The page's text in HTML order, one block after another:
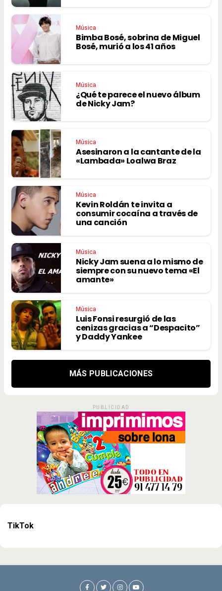
Música
Bimba Bosé, sobrina de Miguel
Bosé, murió a los 41 años
Música
¿Qué te parece el nuevo álbum
de Nicky Jam?
Música
Asesinaron a la cantante de la
«Lambada» Loalwa Braz
Música
Kevin Roldán te invita a
consumir cocaína a través de
una canción
Música
Nicky Jam suena a lo mismo de
siempre con su nuevo tema «El
amante»
Música
Luis Fonsi resurgió de las
cenizas gracias a “Despacito”
y Daddy Yankee
MÁS PUBLICACIONES
PUBLICIDAD
TikTok